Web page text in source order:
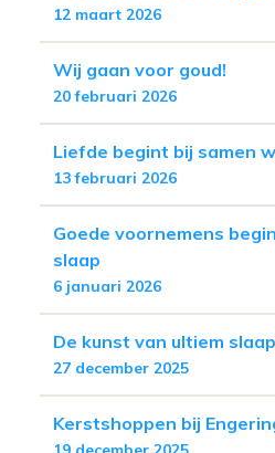
12 maart 2026
Wij gaan voor goud!
20 februari 2026
Liefde begint bij samen
13 februari 2026
Goede voornemens
slaap
6 januari 2026
De kunst van ultiem
27 december 2025
Kerstshoppen bij